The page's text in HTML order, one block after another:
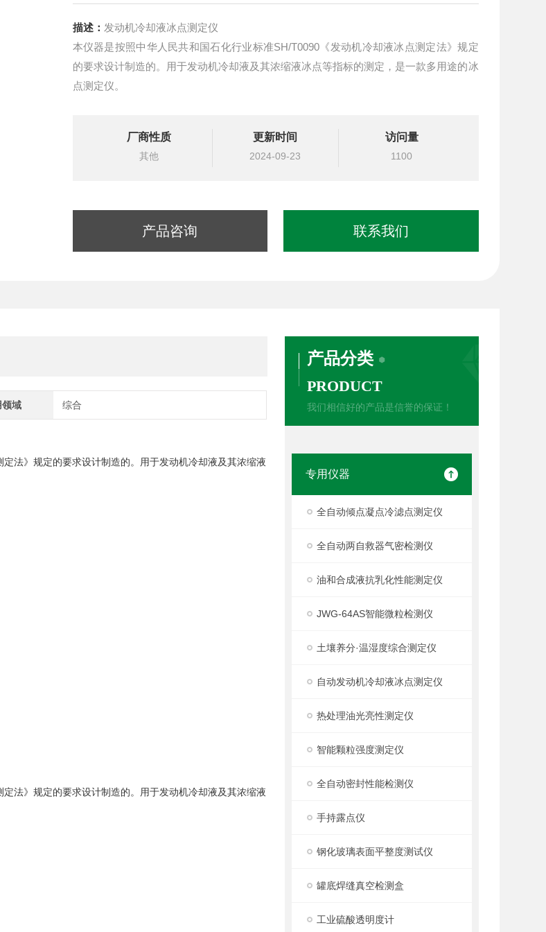
描述： 发动机冷却液冰点测定仪
本仪器是按照中华人民共和国石化行业标准SH/T0090《发动机冷却液冰点测定法》规定
的要求设计制造的。用于发动机冷却液及其浓缩液冰点等指标的测定，是一款多用途的冰
点测定仪。
厂商性质
其他
更新时间
2024-09-23
访问量
1100
产品咨询 联系我们
产品分类
PRODUCT
我们相信好的产品是信誉的保证！
专用仪器
全自动倾点凝点冷滤点测定仪
全自动两自救器气密检测仪
油和合成液抗乳化性能测定仪
JWG-64AS智能微粒检测仪
土壤养分·温湿度综合测定仪
自动发动机冷却液冰点测定仪
热处理油光亮性测定仪
智能颗粒强度测定仪
全自动密封性能检测仪
手持露点仪
钢化玻璃表面平整度测试仪
罐底焊缝真空检测盒
工业硫酸透明度计
领域 综合
法》规定的要求设计制造的。用于发动机冷却液及其浓缩液
法》规定的要求设计制造的。用于发动机冷却液及其浓缩液